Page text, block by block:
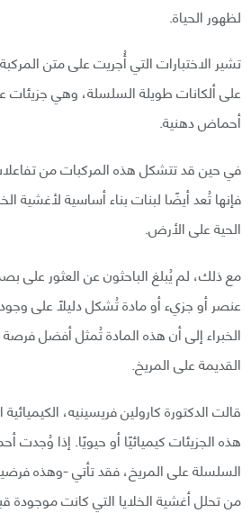
لظهور الحياة.
تشير الاختبارات التي أُجريت على متن
على ألكانات طويلة السلسلة، وهي جزيئات
أحماض دهنية.
في حين قد تتشكل هذه المركبات من تفاعلات
فإنها تُعد أيضًا لبنات بناء أساسية لأغشية
الحية على الأرض.
مع ذلك، لم يُبلغ الباحثون عن العثور على
عنصر أو جزيء أو مادة تُشكل دليلًا على وجود
الخبراء إلى أن هذه المادة تُمثل أفضل فرصة
القديمة على المريخ.
قالت الدكتورة كارولين فريسينيه،
هذه الجزيئات كيميائيًا أو حيويًا. إذا
السلسلة على المريخ، فقد تأتي -وهذه
من تحلل أغشية الخلايا التي كانت موجودة قبل 3.7 مليار